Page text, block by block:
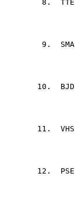
8. TTE
9. SMA
10. BJD
11. VHS
12. PSE